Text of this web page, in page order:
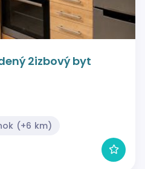
2izbový byt
(+6 km)